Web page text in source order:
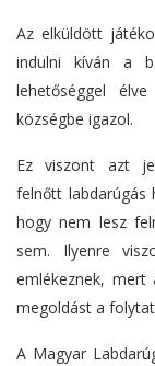
Az elküldött
indulni kíván a
lehetőséggel élve
községbe igazol.
Ez viszont azt
felnőtt labdarúgás
hogy nem lesz
sem. Ilyenre
emlékeznek, mert
megoldást a
A Magyar